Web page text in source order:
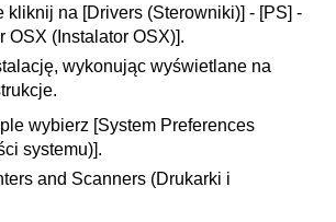
kliknij na [Drivers (Sterowniki)] - [PS] -
OSX (Instalator OSX)].
wykonując wyświetlane na
wybierz [System Preferences
systemu)].
and Scanners (Drukarki i